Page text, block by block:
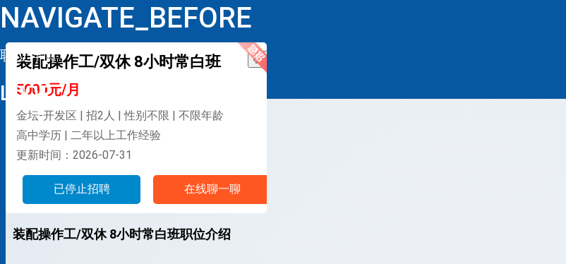
NAVIGATE_BEFORE
职位详情
LOOP
装配操作工/双休 8小时常白班 收藏
5000元/月
金坛-开发区 | 招2人 | 性别不限 | 不限年龄
高中学历 | 二年以上工作经验
更新时间：2026-07-31
已停止招聘 在线聊一聊
装配操作工/双休 8小时常白班职位介绍